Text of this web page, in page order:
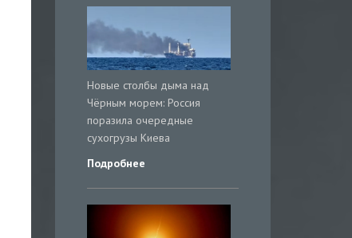
Новые столбы дыма над
Чёрным морем: Россия
поразила очередные
сухогрузы Киева
Подробнее